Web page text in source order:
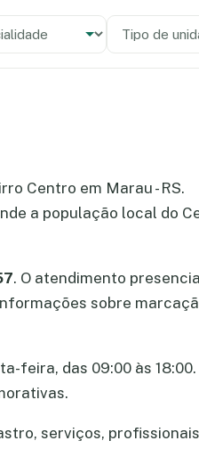
Centro em Marau - RS.
a população local do
. O atendimento
sobre
feira, das 09:00 às 18:00.
serviços,